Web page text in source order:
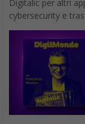
Digitalic per altri
cybersecurity e